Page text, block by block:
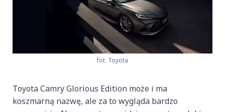
fot. Toyota
Toyota Camry Glorious Edition może i ma
koszmarną nazwę, ale za to wygląda bardzo